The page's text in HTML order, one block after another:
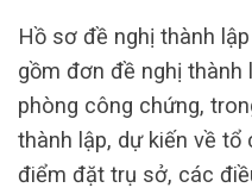
Hồ sơ đề nghị thành
gồm đơn đề nghị thành
phòng công chứng,
thành lập, dự kiến về tổ
điểm đặt trụ sở, các